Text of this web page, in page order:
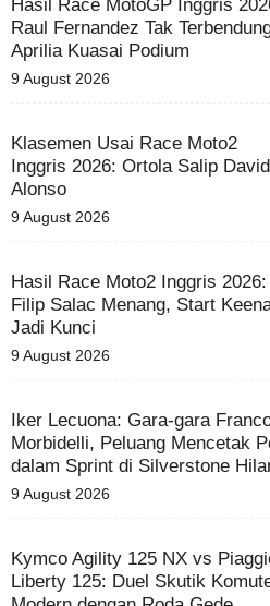
Hasil Race MotoGP Inggris
Raul Fernandez Tak
Aprilia Kuasai Podium
9 August 2026
Klasemen Usai Race Moto2
Inggris 2026: Ortola Salip David
Alonso
9 August 2026
Hasil Race Moto2 Inggris 2026:
Filip Salac Menang, Start
Jadi Kunci
9 August 2026
Iker Lecuona: Gara-gara
Morbidelli, Peluang Mencetak
dalam Sprint di Silverstone
9 August 2026
Kymco Agility 125 NX vs
Liberty 125: Duel Skutik